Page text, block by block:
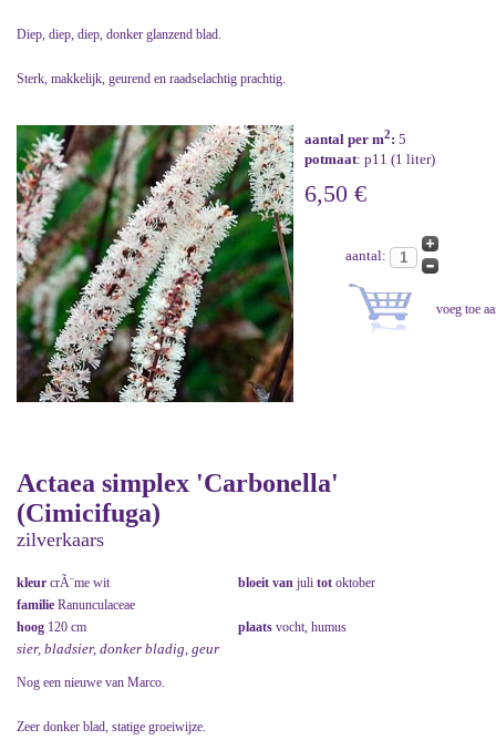
Diep, diep, diep, donker glanzend blad.
Sterk, makkelijk, geurend en raadselachtig prachtig.
aantal per m2: 5
potmaat: p11 (1 liter)
6,50 €
aantal:
Actaea simplex 'Carbonella'
(Cimicifuga)
zilverkaars
kleur crÃ¨me wit bloeit van juli tot oktober
familie Ranunculaceae
hoog 120 cm plaats vocht, humus
sier, bladsier, donker bladig, geur
Nog een nieuwe van Marco.
Zeer donker blad, statige groeiwijze.